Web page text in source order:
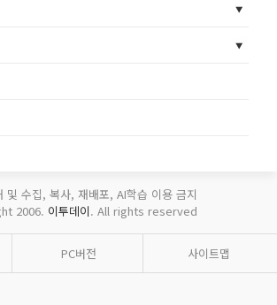
및 수집, 복사, 재배포, AI학습 이용 금지
2006. 이투데이. All rights reserved
PC버전 사이트맵